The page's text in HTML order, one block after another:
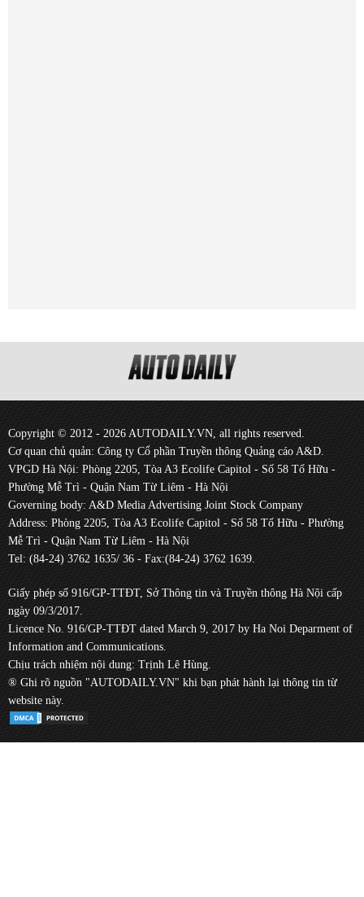
Copyright © 2012 - 2026 AUTODAILY.VN, all rights reserved.
Cơ quan chủ quản: Công ty Cổ phần Truyền thông Quảng cáo A&D.
VPGD Hà Nội: Phòng 2205, Tòa A3 Ecolife Capitol - Số 58 Tố Hữu -
Phường Mễ Trì - Quận Nam Từ Liêm - Hà Nội
Governing body: A&D Media Advertising Joint Stock Company
Address: Phòng 2205, Tòa A3 Ecolife Capitol - Số 58 Tố Hữu - Phường
Mễ Trì - Quận Nam Từ Liêm - Hà Nội
Tel: (84-24) 3762 1635/ 36 - Fax:(84-24) 3762 1639.
Giấy phép số 916/GP-TTĐT, Sở Thông tin và Truyền thông Hà Nội cấp
ngày 09/3/2017.
Licence No. 916/GP-TTĐT dated March 9, 2017 by Ha Noi Deparment of
Information and Communications.
Chịu trách nhiệm nội dung: Trịnh Lê Hùng.
® Ghi rõ nguồn "AUTODAILY.VN" khi bạn phát hành lại thông tin từ
website này.